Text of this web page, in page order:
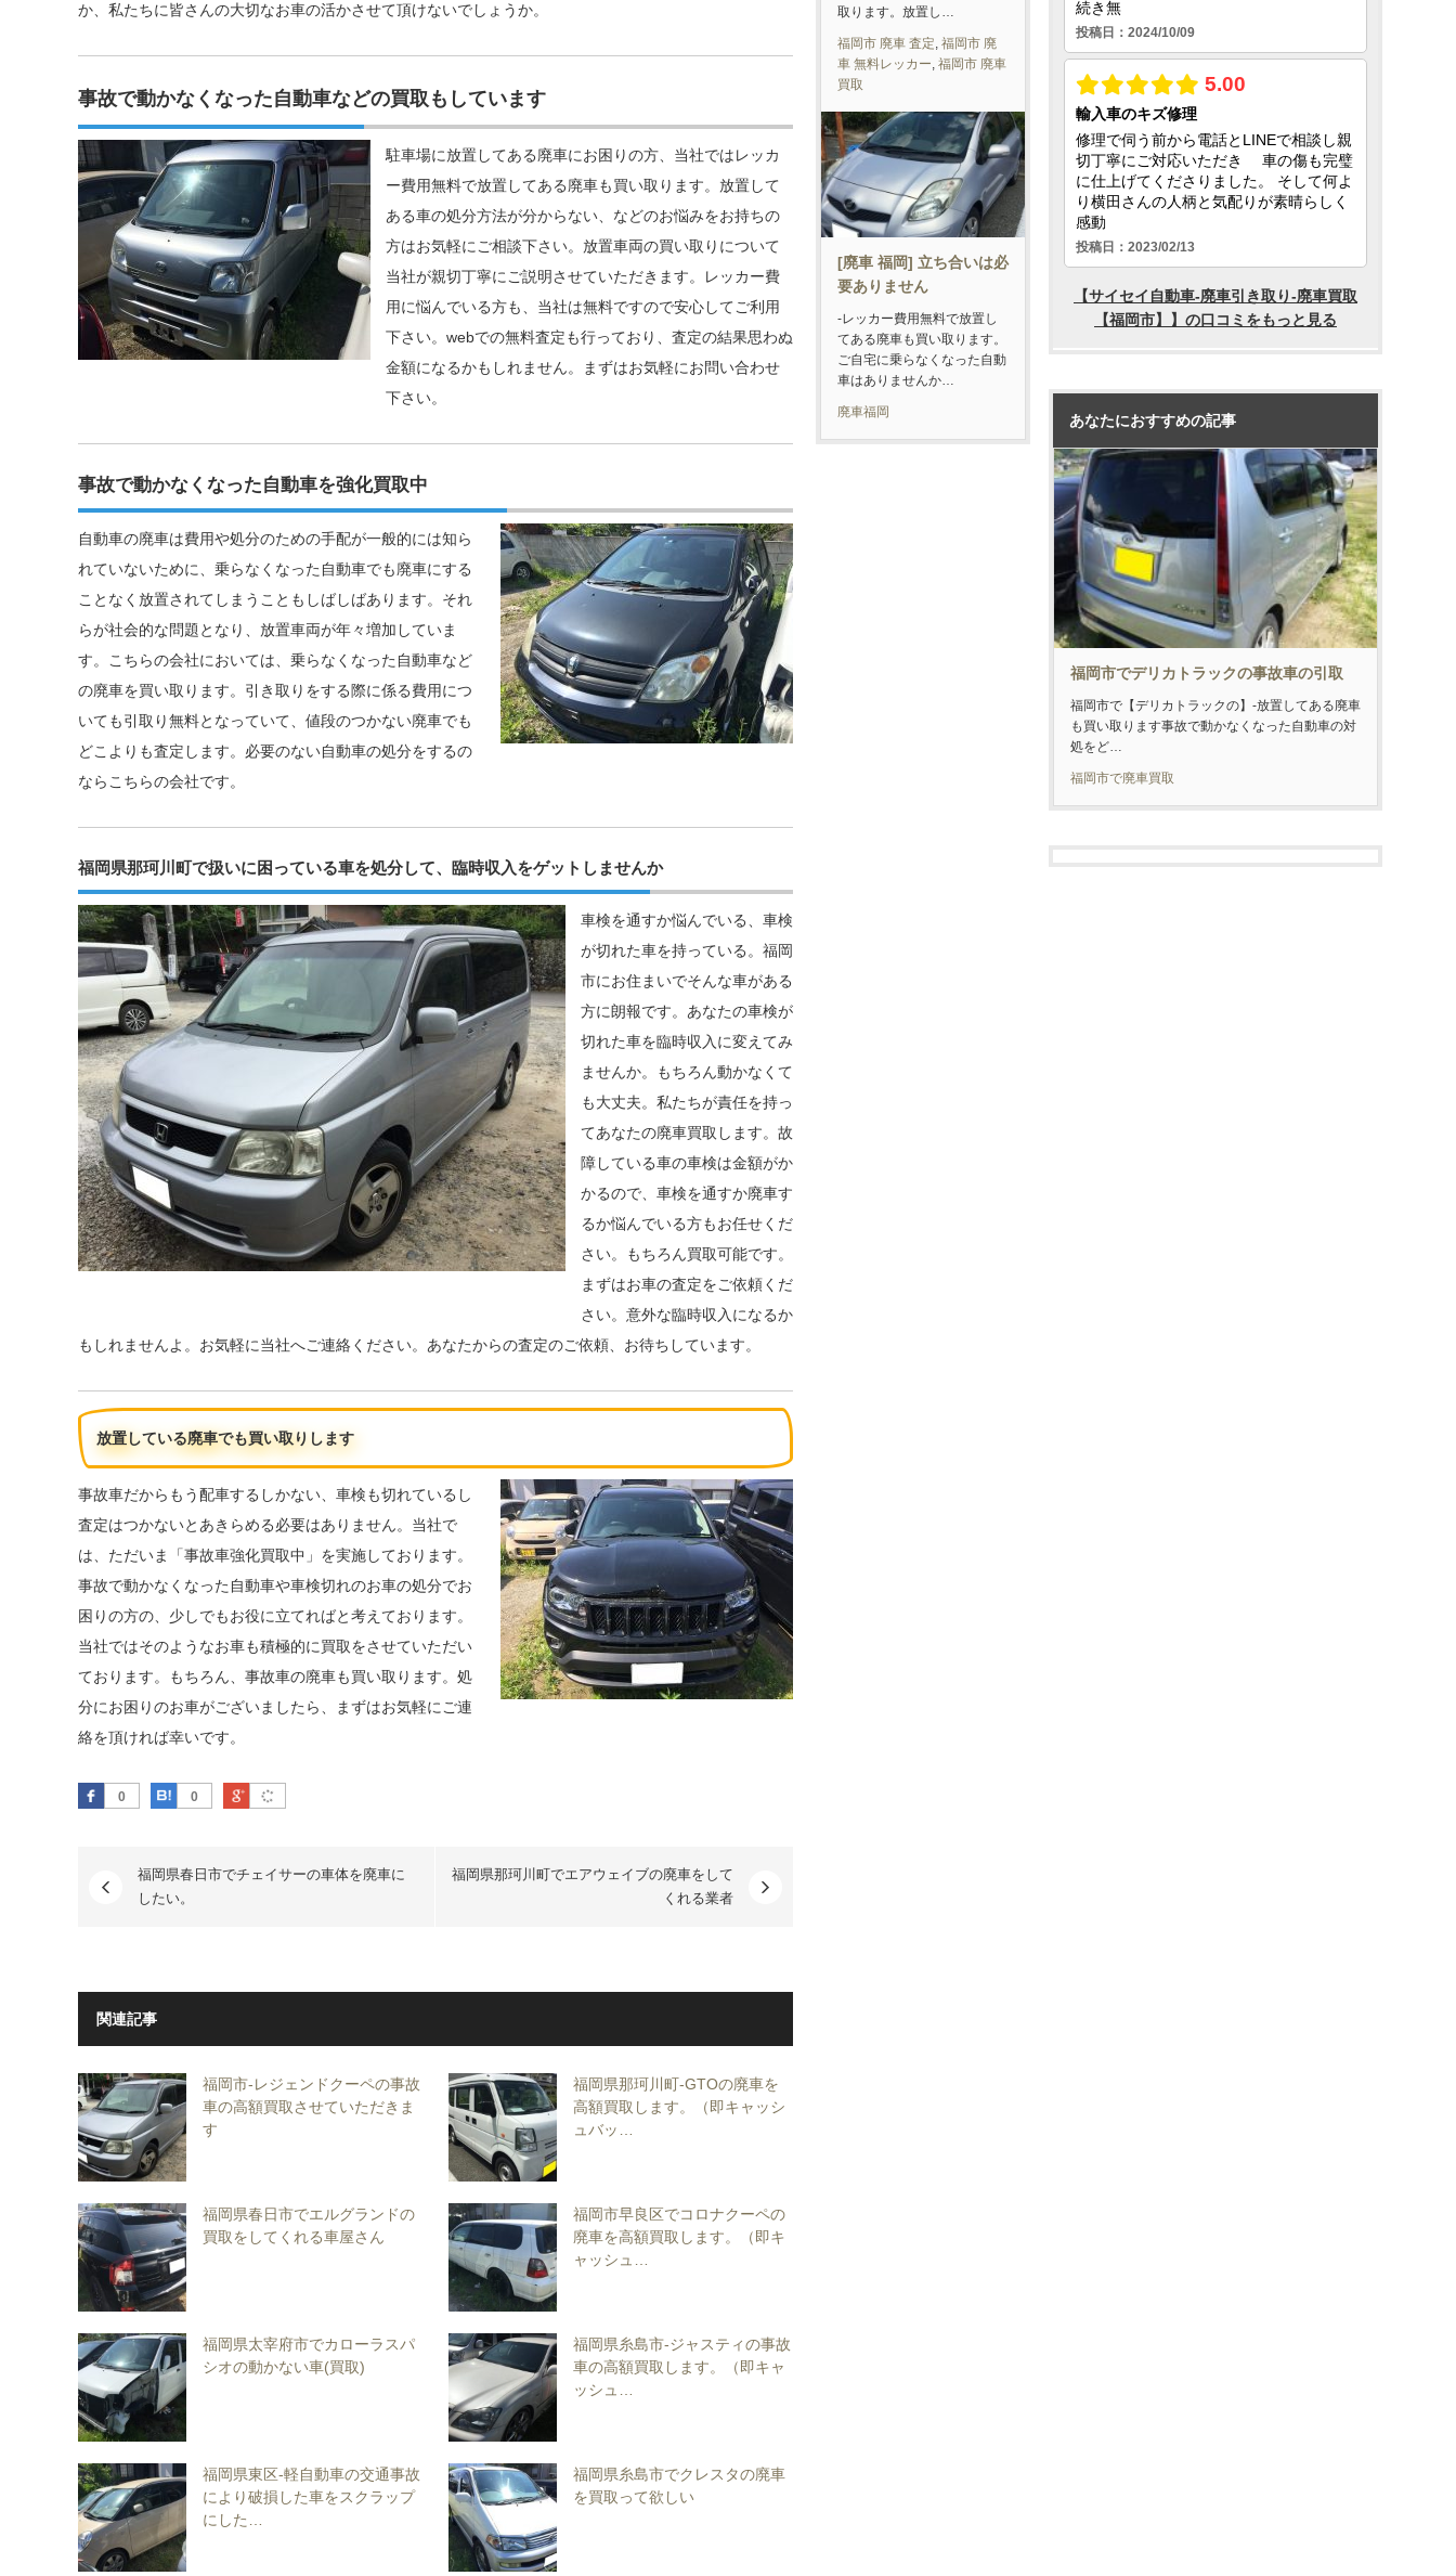
か、私たちに皆さんの大切なお車の活かさせて頂けないでしょうか。
事故で動かなくなった自動車などの買取もしています
駐車場に放置してある廃車にお困りの方、当社ではレッカ
ー費用無料で放置してある廃車も買い取ります。放置して
ある車の処分方法が分からない、などのお悩みをお持ちの
方はお気軽にご相談下さい。放置車両の買い取りについて
当社が親切丁寧にご説明させていただきます。レッカー費
用に悩んでいる方も、当社は無料ですので安心してご利用
下さい。webでの無料査定も行っており、査定の結果思わぬ
金額になるかもしれません。まずはお気軽にお問い合わせ
下さい。
事故で動かなくなった自動車を強化買取中
自動車の廃車は費用や処分のための手配が一般的には知ら
れていないために、乗らなくなった自動車でも廃車にする
ことなく放置されてしまうこともしばしばあります。それ
らが社会的な問題となり、放置車両が年々増加していま
す。こちらの会社においては、乗らなくなった自動車など
の廃車を買い取ります。引き取りをする際に係る費用につ
いても引取り無料となっていて、値段のつかない廃車でも
どこよりも査定します。必要のない自動車の処分をするの
ならこちらの会社です。
福岡県那珂川町で扱いに困っている車を処分して、臨時収入をゲットしませんか
車検を通すか悩んでいる、車検
が切れた車を持っている。福岡
市にお住まいでそんな車がある
方に朗報です。あなたの車検が
切れた車を臨時収入に変えてみ
ませんか。もちろん動かなくて
も大丈夫。私たちが責任を持っ
てあなたの廃車買取します。故
障している車の車検は金額がか
かるので、車検を通すか廃車す
るか悩んでいる方もお任せくだ
さい。もちろん買取可能です。
まずはお車の査定をご依頼くだ
さい。意外な臨時収入になるか
もしれませんよ。お気軽に当社へご連絡ください。あなたからの査定のご依頼、お待ちしています。
放置している廃車でも買い取りします
事故車だからもう配車するしかない、車検も切れているし
査定はつかないとあきらめる必要はありません。当社で
は、ただいま「事故車強化買取中」を実施しております。
事故で動かなくなった自動車や車検切れのお車の処分でお
困りの方の、少しでもお役に立てればと考えております。
当社ではそのようなお車も積極的に買取をさせていただい
ております。もちろん、事故車の廃車も買い取ります。処
分にお困りのお車がございましたら、まずはお気軽にご連
絡を頂ければ幸いです。
0
Facebook 0
はてなブックマーク
Google Plus
福岡県春日市でチェイサーの車体を廃車に
したい。
福岡県那珂川町でエアウェイブの廃車をして
くれる業者
関連記事
福岡市-レジェンドクーペの事故
車の高額買取させていただきま
す
福岡県那珂川町-GTOの廃車を
高額買取します。（即キャッシ
ュバッ…
福岡県春日市でエルグランドの
買取をしてくれる車屋さん
福岡市早良区でコロナクーペの
廃車を高額買取します。（即キ
ャッシュ…
福岡県太宰府市でカローラスパ
シオの動かない車(買取)
福岡県糸島市-ジャスティの事故
車の高額買取します。（即キャ
ッシュ…
福岡県東区-軽自動車の交通事故
により破損した車をスクラップ
にした…
福岡県糸島市でクレスタの廃車
を買取って欲しい
取ります。放置し…
福岡市 廃車 査定 福岡市 廃
車 無料レッカー 福岡市 廃車
買取
[廃車 福岡] 立ち合いは必
要ありません
-レッカー費用無料で放置し
てある廃車も買い取ります。
ご自宅に乗らなくなった自動
車はありませんか…
廃車福岡
あなたにおすすめの記事
福岡市でデリカトラックの事故車の引取
福岡市で【デリカトラックの】-放置してある廃車
も買い取ります事故で動かなくなった自動車の対
処をど…
福岡市で廃車買取